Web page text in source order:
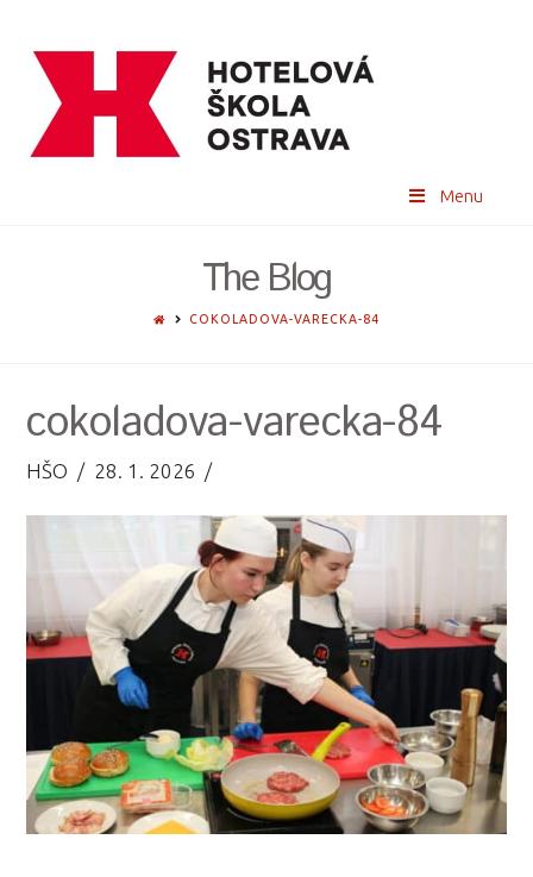
Menu
The Blog
HOMECOKOLADOVA-VARECKA-84
cokoladova-varecka-84
HŠO 28. 1. 2026